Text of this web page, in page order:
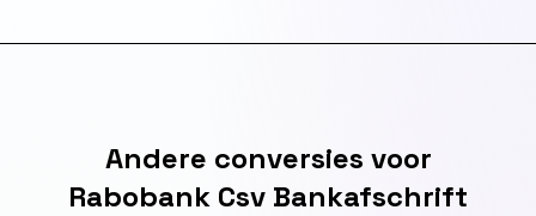
Andere conversies voor
Rabobank Csv Bankafschrift